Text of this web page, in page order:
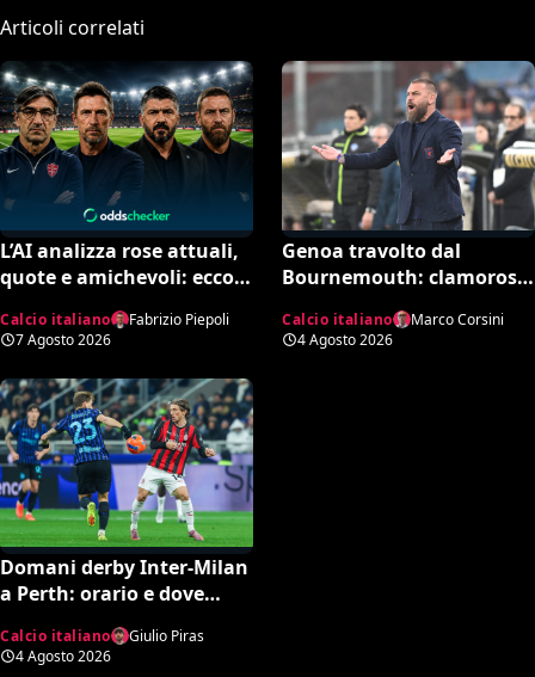
Articoli correlati
L’AI analizza rose attuali,
quote e amichevoli: ecco
retrocedere. C’è anche
un’insospettabile
Calcio italiano
Fabrizio Piepoli
7 Agosto 2026
Genoa travolto dal
Bournemouth: clamoroso
record negativo storico
Calcio italiano
Marco Corsini
4 Agosto 2026
Domani derby Inter-Milan
a Perth: orario e dove
Calcio italiano
Giulio Piras
4 Agosto 2026